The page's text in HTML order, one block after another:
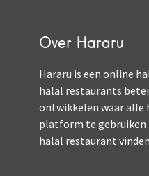
Over Hararu
Hararu is een online
halal restaurants
ontwikkelen waar alle
platform te gebruiken
halal restaurant